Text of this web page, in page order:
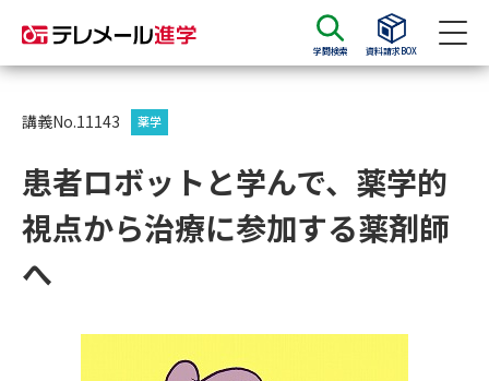
学問検索 資料請求BOX
資料請求
大学・短大の資料種類から請求
講義No.11143 薬学
患者ロボットと学んで、薬学的
視点から治療に参加する薬剤師
へ